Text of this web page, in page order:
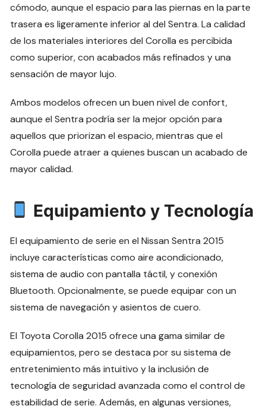
cómodo, aunque el espacio para las piernas en la parte
trasera es ligeramente inferior al del Sentra. La calidad
de los materiales interiores del Corolla es percibida
como superior, con acabados más refinados y una
sensación de mayor lujo.
Ambos modelos ofrecen un buen nivel de confort,
aunque el Sentra podría ser la mejor opción para
aquellos que priorizan el espacio, mientras que el
Corolla puede atraer a quienes buscan un acabado de
mayor calidad.
Equipamiento y Tecnología
El equipamiento de serie en el Nissan Sentra 2015
incluye características como aire acondicionado,
sistema de audio con pantalla táctil, y conexión
Bluetooth. Opcionalmente, se puede equipar con un
sistema de navegación y asientos de cuero.
El Toyota Corolla 2015 ofrece una gama similar de
equipamientos, pero se destaca por su sistema de
entretenimiento más intuitivo y la inclusión de
tecnología de seguridad avanzada como el control de
estabilidad de serie. Además, en algunas versiones,